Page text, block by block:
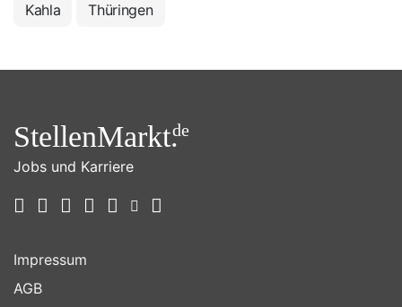
Kahla Thüringen
StellenMarkt.de
Jobs und Karriere
Impressum
AGB